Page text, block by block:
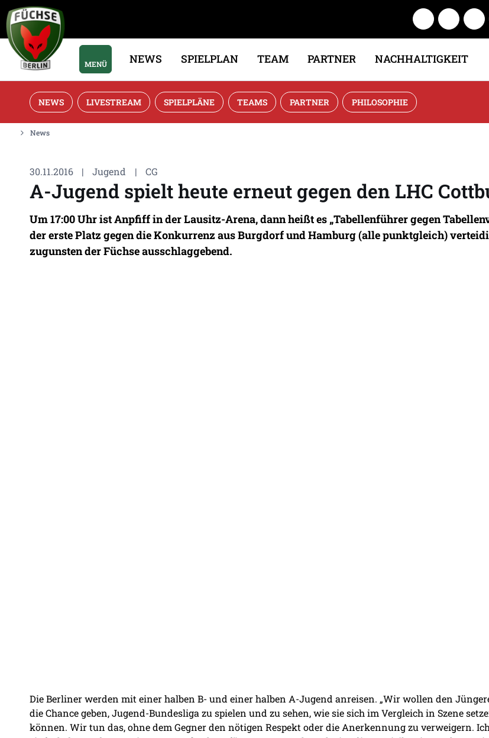
MENÜ NEWS SPIELPLAN TEAM PARTNER NACHHALTIGKEIT
NEWS LIVESTREAM SPIELPLÄNE TEAMS PARTNER PHILOSOPHIE
News
30.11.2016 | Jugend | CG
A-Jugend spielt heute erneut gegen den LHC
Um 17:00 Uhr ist Anpfiff in der Lausitz-Arena, dann heißt es „Tabellenführer gegen
der erste Platz gegen die Konkurrenz aus Burgdorf und Hamburg (alle punktgleich)
zugunsten der Füchse ausschlaggebend.
Die Berliner werden mit einer halben B- und einer halben A-Jugend anreisen. „Wir wollen den
die Chance geben, Jugend-Bundesliga zu spielen und zu sehen, wie sie sich im Vergleich in Szene
können. Wir tun das, ohne dem Gegner den nötigen Respekt oder die Anerkennung zu verweigern.